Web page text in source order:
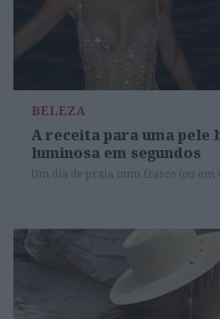
BELEZA
A receita para uma pele
luminosa em segundos
Um dia de praia num frasco (ou em